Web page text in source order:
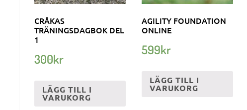
CRÅKAS
TRÄNINGSDAGBOK DEL
1
300kr
LÄGG TILL I
VARUKORG
AGILITY FOUNDATION
ONLINE
599kr
LÄGG TILL I
VARUKORG